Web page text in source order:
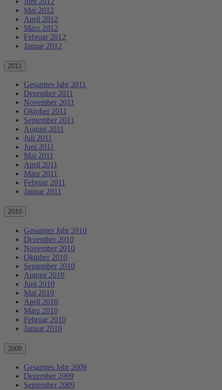
Mai 2012
April 2012
März 2012
Februar 2012
Januar 2012
2011
Gesamtes Jahr 2011
Dezember 2011
November 2011
Oktober 2011
September 2011
August 2011
Juli 2011
Juni 2011
Mai 2011
April 2011
März 2011
Februar 2011
Januar 2011
2010
Gesamtes Jahr 2010
Dezember 2010
November 2010
Oktober 2010
September 2010
August 2010
Juni 2010
Mai 2010
April 2010
März 2010
Februar 2010
Januar 2010
2009
Gesamtes Jahr 2009
Dezember 2009
September 2009